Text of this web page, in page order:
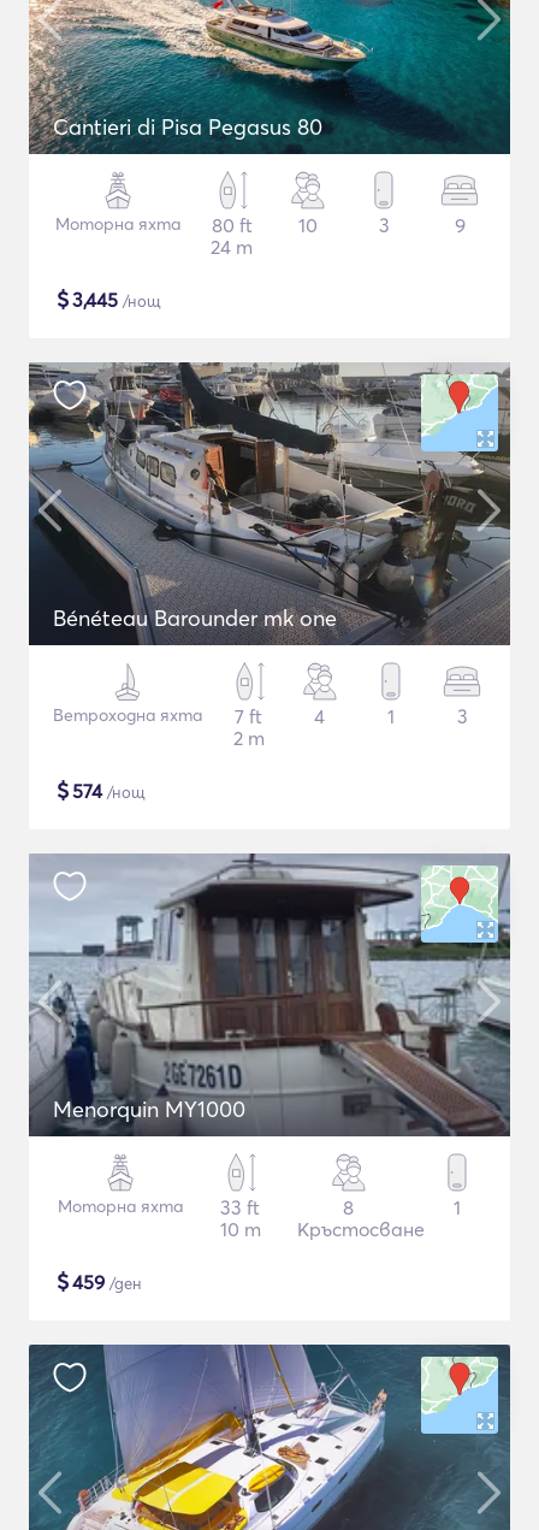
Cantieri di Pisa Pegasus 80
Моторна яхта
80 ft
24 m
10 3 9
$3,445 /нощ
Bénéteau Barounder mk one
Ветроходна яхта
7 ft
2 m
4 1 3
$574/нощ
Menorquin MY1000
Моторна яхта
33 ft
10 m
8
Кръстосване
1
$459 /ден